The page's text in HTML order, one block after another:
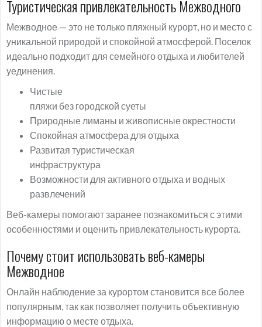
Туристическая привлекательность Межводного
Межводное — это не только пляжный курорт, но и место с
уникальной природой и спокойной атмосферой. Поселок
идеально подходит для семейного отдыха и любителей
уединения.
Чистые
пляжи без городской суеты
Природные лиманы и живописные окрестности
Спокойная атмосфера для отдыха
Развитая туристическая
инфраструктура
Возможности для активного отдыха и водных
развлечений
Веб-камеры помогают заранее познакомиться с этими
особенностями и оценить привлекательность курорта.
Почему стоит использовать веб-камеры
Межводное
Онлайн наблюдение за курортом становится все более
популярным, так как позволяет получить объективную
информацию о месте отдыха.